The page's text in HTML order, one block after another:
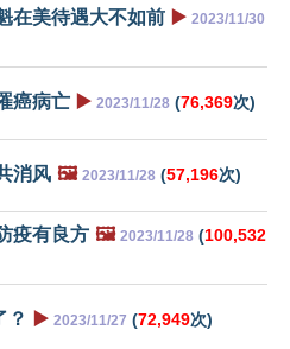
在美待遇大不如前 ▶️ 2023/11/30
癌病亡 ▶️ 2023/11/28 (76,369次)
消风 🖼️ 2023/11/28 (57,196次)
疫有良方 🖼️ 2023/11/28 (100,532
？ ▶️ 2023/11/27 (72,949次)